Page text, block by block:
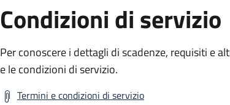
Condizioni di servizio
Per conoscere i dettagli di scadenze, requisiti e
e le condizioni di servizio.
Termini e condizioni di servizio